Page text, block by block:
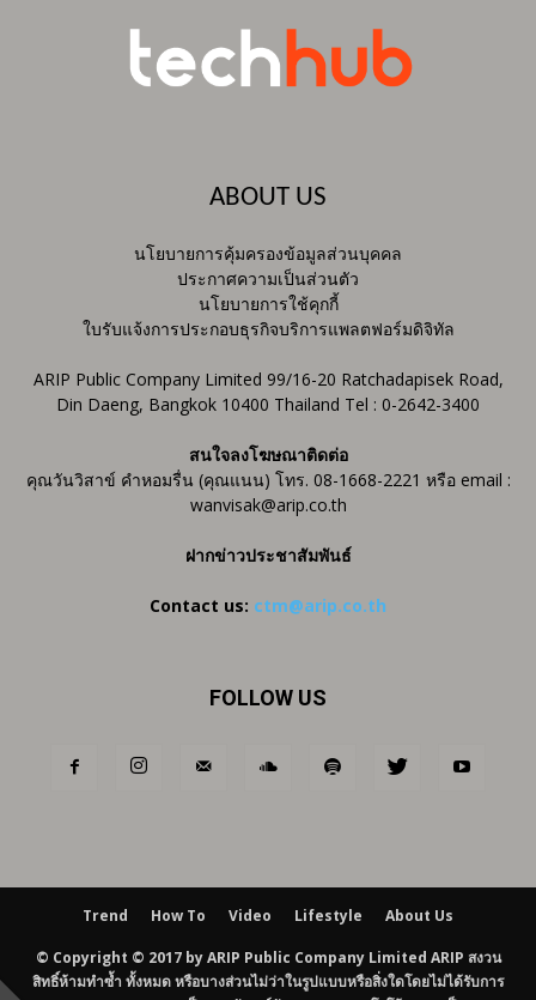
ABOUT US
นโยบายการคุ้มครองข้อมูลส่วนบุคคล
ประกาศความเป็นส่วนตัว
นโยบายการใช้คุกกี้
ใบรับแจ้งการประกอบธุรกิจบริการแพลตฟอร์มดิจิทัล
ARIP Public Company Limited 99/16-20 Ratchadapisek Road,
Din Daeng, Bangkok 10400 Thailand Tel : 0-2642-3400
สนใจลงโฆษณาติดต่อ
คุณวันวิสาข์ คำหอมรื่น (คุณแนน) โทร. 08-1668-2221 หรือ email :
wanvisak@arip.co.th
ฝากข่าวประชาสัมพันธ์
Contact us: ctm@arip.co.th
FOLLOW US
Trend How To Video Lifestyle About Us
© Copyright © 2017 by ARIP Public Company Limited ARIP สงวน
สิทธิ์ห้ามทำซ้ำ ทั้งหมด หรือบางส่วนไม่ว่าในรูปแบบหรือสิ่งใดโดยไม่ได้รับการ